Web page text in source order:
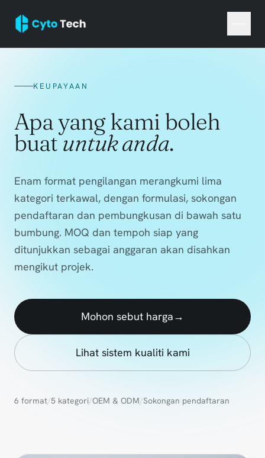
KEUPAYAAN
Apa yang kami boleh
buatuntuk anda.
Enam format pengilangan merangkumi lima
kategori terkawal, dengan formulasi, sokongan
pendaftaran dan pembungkusan di bawah satu
bumbung. MOQ dan tempoh siap yang
ditunjukkan sebagai anggaran akan disahkan
mengikut projek.
Mohon sebut harga→
Lihat sistem kualiti kami
6 format/5 kategori/OEM & ODM/Sokongan pendaftaran